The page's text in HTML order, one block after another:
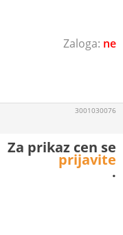
ne
3001030076
Za prikaz cen se
prijavite
.